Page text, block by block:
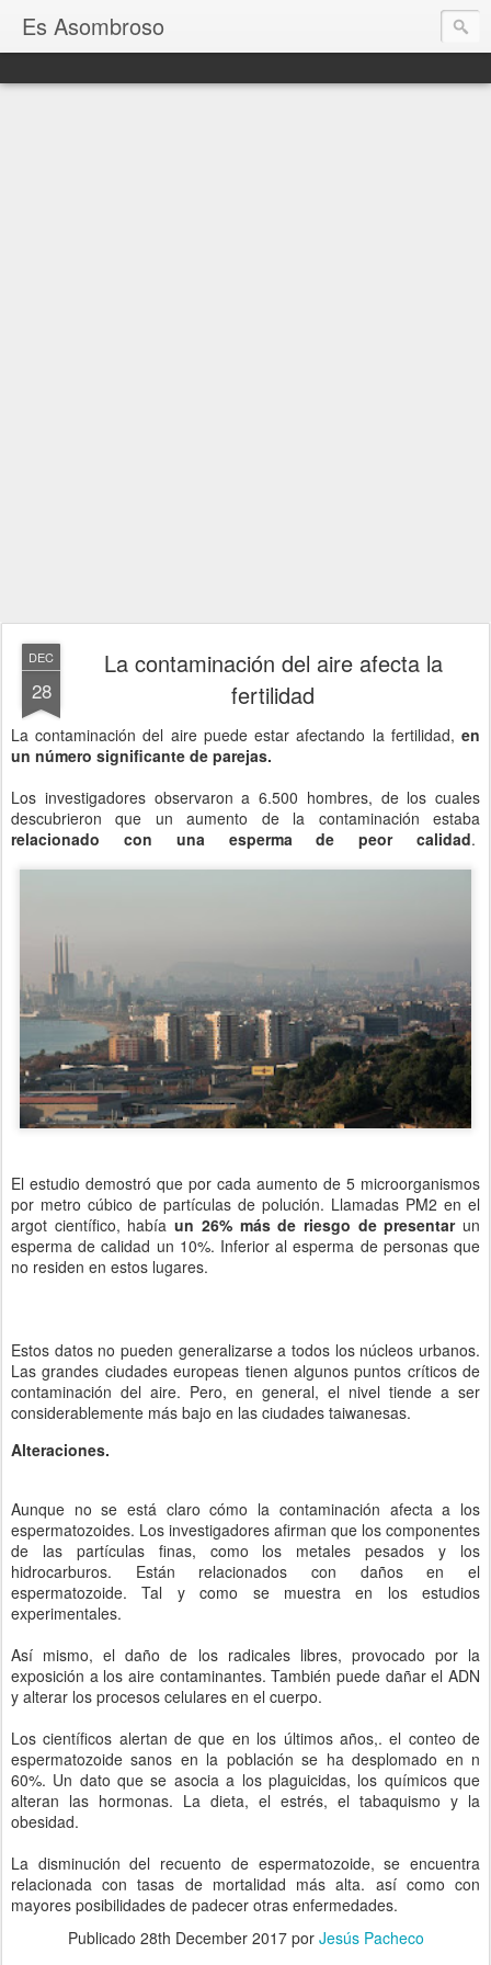
Es Asombroso
DEC
28
La contaminación del aire afecta la
fertilidad
La contaminación del aire puede estar afectando la fertilidad, en
un número significante de parejas.
Los investigadores observaron a 6.500 hombres, de los cuales
descubrieron que un aumento de la contaminación estaba
relacionado con una esperma de peor calidad.
El estudio demostró que por cada aumento de 5 microorganismos
por metro cúbico de partículas de polución. Llamadas PM2 en el
argot científico, habíaun 26% más de riesgo de presentarun
esperma de calidad un 10%. Inferior al esperma de personas que
no residen en estos lugares.
Estos datos no pueden generalizarse a todos los núcleos urbanos.
Las grandes ciudades europeas tienen algunos puntos críticos de
contaminación del aire. Pero, en general, el nivel tiende a ser
considerablemente más bajo en las ciudades taiwanesas.
Alteraciones.
Aunque no se está claro cómo la contaminación afecta a los
espermatozoides. Los investigadores afirman que los componentes
de las partículas finas, como los metales pesados y los
hidrocarburos. Están relacionados con daños en el
espermatozoide. Tal y como se muestra en los estudios
experimentales.
Así mismo, el daño de los radicales libres, provocado por la
exposición a los aire contaminantes. También puede dañar el ADN
y alterar los procesos celulares en el cuerpo.
Los científicos alertan de que en los últimos años,. el conteo de
espermatozoide sanos en la población se ha desplomado en n
60%. Un dato que se asocia a los plaguicidas, los químicos que
alteran las hormonas. La dieta, el estrés, el tabaquismo y la
obesidad.
La disminución del recuento de espermatozoide, se encuentra
relacionada con tasas de mortalidad más alta. así como con
mayores posibilidades de padecer otras enfermedades.
Publicado 28th December 2017por Jesús Pacheco